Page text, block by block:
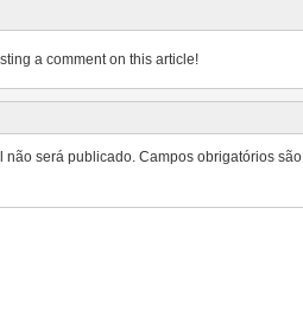
a comment on this article!
não será publicado. Campos obrigatórios